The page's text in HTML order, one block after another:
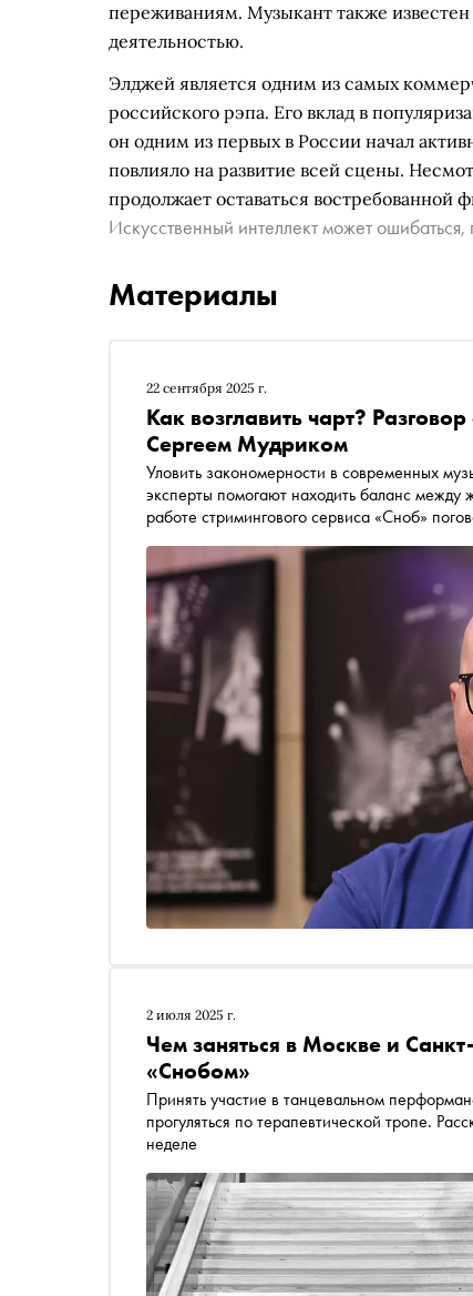
переживаниям. Музыкант также
деятельностью.
Элджей является одним из самых
российского рэпа. Его вклад в
он одним из первых в России начал
повлияло на развитие всей сцены.
продолжает оставаться востребованной
Искусственный интеллект может ошибаться,
Материалы
22 сентября 2025 г.
Как возглавить чарт?
Сергеем Мудриком
Уловить закономерности в современных
эксперты помогают находить баланс
работе стримингового сервиса «Сноб»
2 июля 2025 г.
Чем заняться в Москве и
«Снобом»
Принять участие в танцевальном
прогуляться по терапевтической тропе.
неделе